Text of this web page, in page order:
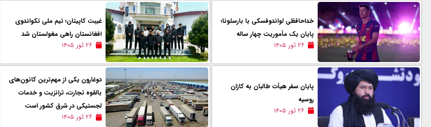
خداحافظی لواندوفسکی با بارسلونا؛
پایان یک مأموریت چهار ساله
۲۶ ثور ۱۴۰۵
غیبت کاپیتان؛ تیم ملی تکواندوی
افغانستان راهی مغولستان شد
۲۶ ثور ۱۴۰۵
پایان سفر هیأت طالبان به کازان
روسیه
۲۶ ثور ۱۴۰۵
دوغارون یکی از مهم‌ترین کانون‌های
بالقوه تجارت، ترانزیت و خدمات
لجستیکی در شرق کشور است
۲۶ ثور ۱۴۰۵